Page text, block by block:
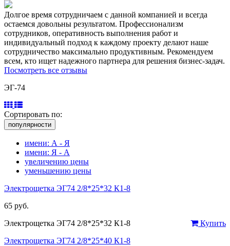
Долгое время сотрудничаем с данной компанией и всегда
остаемся довольны результатом. Профессионализм
сотрудников, оперативность выполнения работ и
индивидуальный подход к каждому проекту делают наше
сотрудничество максимально продуктивным. Рекомендуем
всем, кто ищет надежного партнера для решения бизнес-задач.
Посмотреть все отзывы
ЭГ-74
Сортировать по:
популярности
имени: А - Я
имени: Я - А
увеличению цены
уменьшению цены
Электрощетка ЭГ74 2/8*25*32 К1-8
65 руб.
Купить
Электрощетка ЭГ74 2/8*25*32 К1-8
Электрощетка ЭГ74 2/8*25*40 К1-8